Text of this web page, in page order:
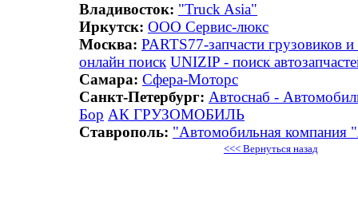
Владивосток: "Truck Asia"
Иркутск: ООО Сервис-люкс
Москва: PARTS77-запчасти грузовиков
онлайн поиск UNIZIP - поиск
Самара: Сфера-Моторс
Санкт-Петербург: Автоснаб -
Бор АК ГРУЗОМОБИЛЬ
Ставрополь: "Автомобильная
<<< Вернуться назад